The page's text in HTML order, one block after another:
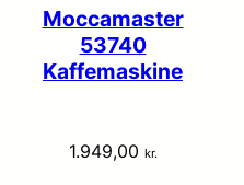
Moccamaster
53740
Kaffemaskine
1.949,00 kr.